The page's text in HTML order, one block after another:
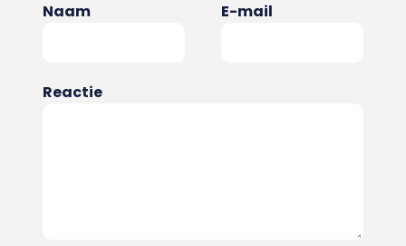
Naam E-mail
Reactie